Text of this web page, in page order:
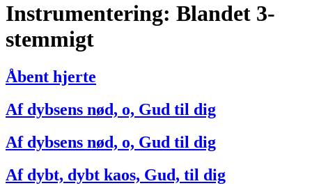
Instrumentering: Blandet 3-
stemmigt
Åbent hjerte
Af dybsens nød, o, Gud til dig
Af dybsens nød, o, Gud til dig
Af dybt, dybt kaos, Gud, til dig